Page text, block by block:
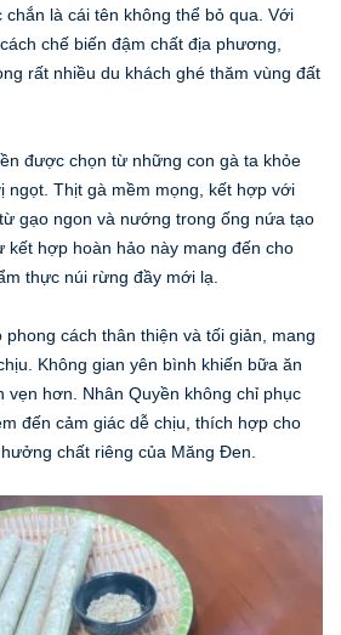
chắn là cái tên không thể bỏ qua. Với
chế biến đậm chất địa phương,
rất nhiều du khách ghé thăm vùng đất
được chọn từ những con gà ta khỏe
ngọt. Thịt gà mềm mọng, kết hợp với
gạo ngon và nướng trong ống nứa tạo
kết hợp hoàn hảo này mang đến cho
thực núi rừng đầy mới lạ.
cách thân thiện và tối giản, mang
Không gian yên bình khiến bữa ăn
vẹn hơn. Nhân Quyền không chỉ phục
đến cảm giác dễ chịu, thích hợp cho
chất riêng của Măng Đen.